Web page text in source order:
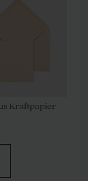
Kraftpapier